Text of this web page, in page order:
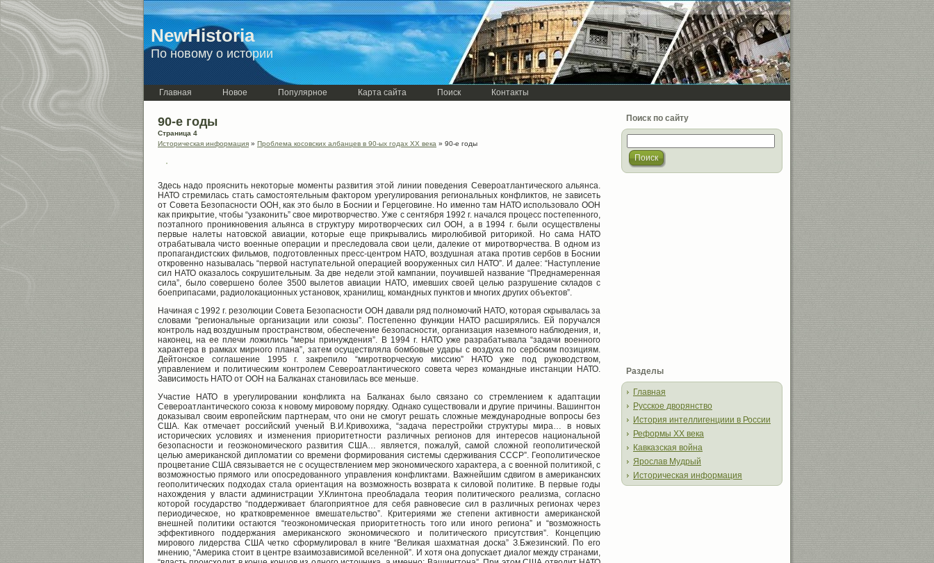
NewHistoria
По новому о истории
Главная Новое Популярное Карта сайта Поиск Контакты
90-е годы
Страница 4
Историческая информация » Проблема косовских албанцев в 90-ых годах XX века » 90-е годы
Здесь надо прояснить некоторые моменты развития этой линии поведения Североатлантического альянса.
НАТО стремилась стать самостоятельным фактором урегулирования региональных конфликтов, не зависеть
от Совета Безопасности ООН, как это было в Боснии и Герцеговине. Но именно там НАТО использовало ООН
как прикрытие, чтобы “узаконить” свое миротворчество. Уже с сентября 1992 г. начался процесс постепенного,
поэтапного проникновения альянса в структуру миротворческих сил ООН, а в 1994 г. были осуществлены
первые налеты натовской авиации, которые еще прикрывались миролюбивой риторикой. Но сама НАТО
отрабатывала чисто военные операции и преследовала свои цели, далекие от миротворчества. В одном из
пропагандистских фильмов, подготовленных пресс-центром НАТО, воздушная атака против сербов в Боснии
откровенно называлась “первой наступательной операцией вооруженных сил НАТО”. И далее: “Наступление
сил НАТО оказалось сокрушительным. За две недели этой кампании, поучившей название “Преднамеренная
сила”, было совершено более 3500 вылетов авиации НАТО, имевших своей целью разрушение складов с
боеприпасами, радиолокационных установок, хранилищ, командных пунктов и многих других объектов”.
Начиная с 1992 г. резолюции Совета Безопасности ООН давали ряд полномочий НАТО, которая скрывалась за
словами “региональные организации или союзы”. Постепенно функции НАТО расширялись. Ей поручался
контроль над воздушным пространством, обеспечение безопасности, организация наземного наблюдения, и,
наконец, на ее плечи ложились “меры принуждения”. В 1994 г. НАТО уже разрабатывала “задачи военного
характера в рамках мирного плана”, затем осуществляла бомбовые удары с воздуха по сербским позициям.
Дейтонское соглашение 1995 г. закрепило “миротворческую миссию” НАТО уже под руководством,
управлением и политическим контролем Североатлантического совета через командные инстанции НАТО.
Зависимость НАТО от ООН на Балканах становилась все меньше.
Участие НАТО в урегулировании конфликта на Балканах было связано со стремлением к адаптации
Североатлантического союза к новому мировому порядку. Однако существовали и другие причины. Вашингтон
доказывал своим европейским партнерам, что они не смогут решать сложные международные вопросы без
США. Как отмечает российский ученый В.И.Кривохижа, “задача перестройки структуры мира… в новых
исторических условиях и изменения приоритетности различных регионов для интересов национальной
безопасности и геоэкономического развития США… является, пожалуй, самой сложной геополитической
целью американской дипломатии со времени формирования системы сдерживания СССР”. Геополитическое
процветание США связывается не с осуществлением мер экономического характера, а с военной политикой, с
возможностью прямого или опосредованного управления конфликтами. Важнейшим сдвигом в американских
геополитических подходах стала ориентация на возможность возврата к силовой политике. В первые годы
нахождения у власти администрации У.Клинтона преобладала теория политического реализма, согласно
которой государство “поддерживает благоприятное для себя равновесие сил в различных регионах через
периодическое, но кратковременное вмешательство”. Критериями же степени активности американской
внешней политики остаются “геоэкономическая приоритетность того или иного региона” и “возможность
эффективного поддержания американского экономического и политического присутствия”. Концепцию
мирового лидерства США четко сформулировал в книге “Великая шахматная доска” З.Бжезинский. По его
мнению, “Америка стоит в центре взаимозависимой вселенной”. И хотя она допускает диалог между странами,
Поиск по сайту
Поиск
Разделы
Главная
Русское дворянство
История интеллигенциии в России
Реформы XX века
Кавказская война
Ярослав Мудрый
Историческая информация